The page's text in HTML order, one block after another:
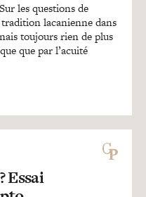
les questions de
tradition lacanienne dans
toujours rien de plus
que par l’acuité
Essai